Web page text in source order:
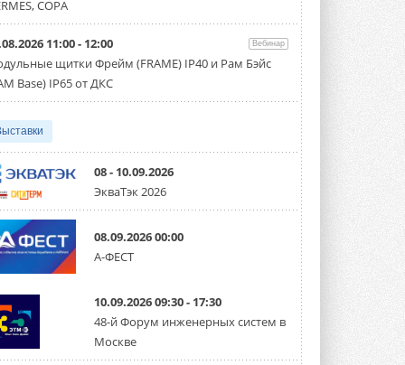
итоги конкурса студенческих
проектов «ТИМ-лидеры 2026»
Новый сезон конкурса «ТИМ-лидеры»
стартует уже в сентябре 2026 года ...
3 АВГУСТА 2026
партнёрство за Уралом
Президент Омского землячества в
Москве Михаил Тимошенко посетил
Омск с трёхдневным рабочим визитом ...
31 ИЮЛЯ 2026
Carrier модернизирует
флагманский чиллер AquaEdge
работающую на хладагенте R1234ze ...
31 ИЮЛЯ 2026
Mitsubishi расширяет
COPA
11:00 - 12:00 Вебинар
щитки Фрейм (FRAME) IP40 и Рам Бэйс
Base) IP65 от ДКС
08 - 10.09.2026
ЭкваТэк 2026
08.09.2026 00:00
А-ФЕСТ
10.09.2026 09:30 - 17:30
48-й Форум инженерных систем в
Москве